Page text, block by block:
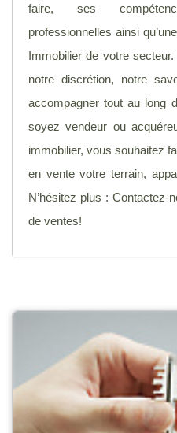
faire, ses
professionnelles ainsi
Immobilier de votre
notre discrétion, notre
accompagner tout au long
soyez vendeur ou
immobilier, vous souhaitez
en vente votre terrain,
N’hésitez plus : Contactez-
de ventes!